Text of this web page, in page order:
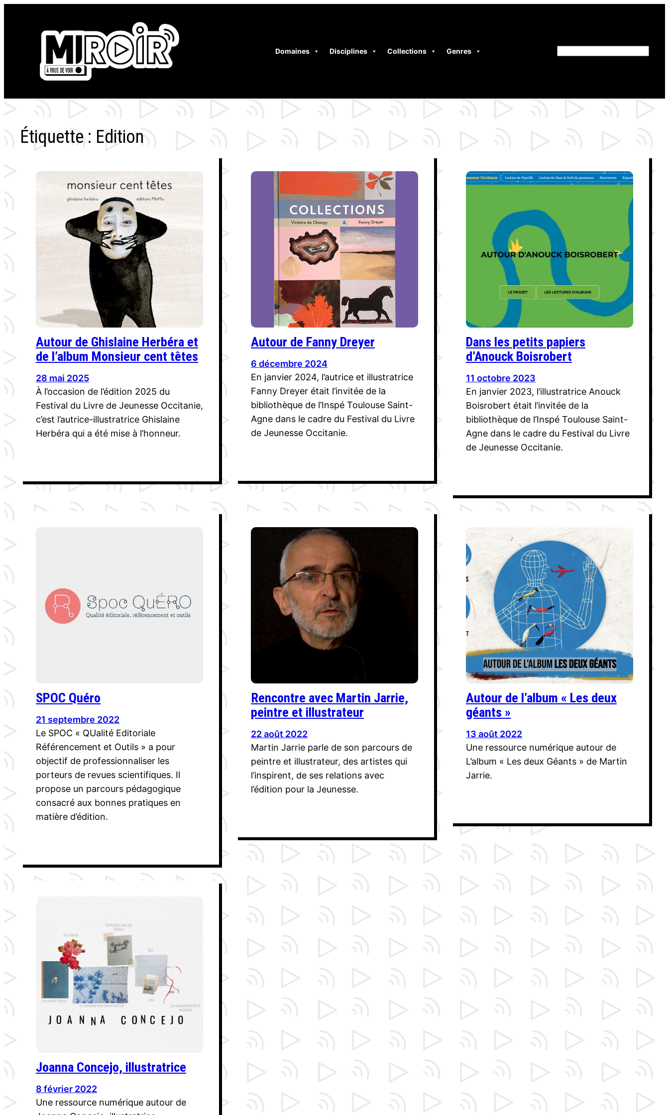
Domaines Disciplines Collections Genres
Étiquette : Edition
Autour de Ghislaine Herbéra et
de l’album Monsieur cent têtes
28 mai 2025
À l’occasion de l’édition 2025 du
Festival du Livre de Jeunesse Occitanie,
c’est l’autrice-illustratrice Ghislaine
Herbéra qui a été mise à l’honneur.
Autour de Fanny Dreyer
6 décembre 2024
En janvier 2024, l’autrice et illustratrice
Fanny Dreyer était l’invitée de la
bibliothèque de l’Inspé Toulouse Saint-
Agne dans le cadre du Festival du Livre
de Jeunesse Occitanie.
Dans les petits papiers
d’Anouck Boisrobert
11 octobre 2023
En janvier 2023, l’illustratrice Anouck
Boisrobert était l’invitée de la
bibliothèque de l’Inspé Toulouse Saint-
Agne dans le cadre du Festival du Livre
de Jeunesse Occitanie.
SPOC Quéro
21 septembre 2022
Le SPOC « QUalité Editoriale
Référencement et Outils » a pour
objectif de professionnaliser les
porteurs de revues scientifiques. Il
propose un parcours pédagogique
consacré aux bonnes pratiques en
matière d’édition.
Rencontre avec Martin Jarrie,
peintre et illustrateur
22 août 2022
Martin Jarrie parle de son parcours de
peintre et illustrateur, des artistes qui
l’inspirent, de ses relations avec
l’édition pour la Jeunesse.
Autour de l’album « Les deux
géants »
13 août 2022
Une ressource numérique autour de
L’album « Les deux Géants » de Martin
Jarrie.
Joanna Concejo, illustratrice
8 février 2022
Une ressource numérique autour de